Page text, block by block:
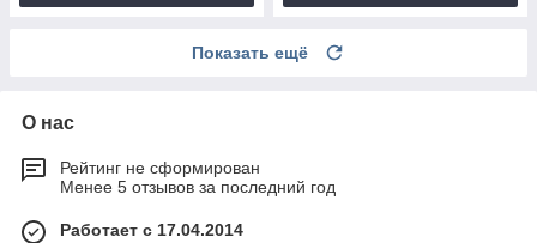
Показать ещё
О нас
Рейтинг не сформирован
Менее 5 отзывов за последний год
Работает с 17.04.2014